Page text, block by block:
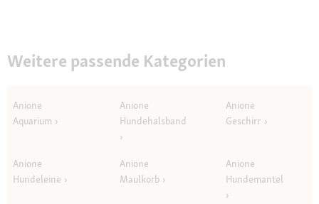
Weitere passende Kategorien
Anione
Aquarium
Anione
Hundehalsband
Anione
Geschirr
Anione
Hundeleine
Anione
Maulkorb
Anione
Hundemantel